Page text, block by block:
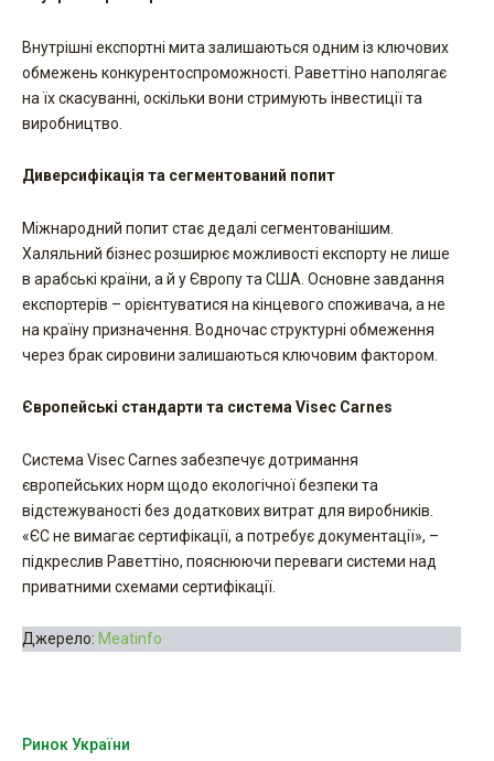
Внутрішні експортні мита залишаються одним із ключових
обмежень конкурентоспроможності. Раветтіно наполягає
на їх скасуванні, оскільки вони стримують інвестиції та
виробництво.
Диверсифікація та сегментований попит
Міжнародний попит стає дедалі сегментованішим.
Халяльний бізнес розширює можливості експорту не лише
в арабські країни, а й у Європу та США. Основне завдання
експортерів – орієнтуватися на кінцевого споживача, а не
на країну призначення. Водночас структурні обмеження
через брак сировини залишаються ключовим фактором.
Європейські стандарти та система Visec Carnes
Система Visec Carnes забезпечує дотримання
європейських норм щодо екологічної безпеки та
відстежуваності без додаткових витрат для виробників.
«ЄС не вимагає сертифікації, а потребує документації», –
підкреслив Раветтіно, пояснюючи переваги системи над
приватними схемами сертифікації.
Джерело: Meatinfo
Ринок України